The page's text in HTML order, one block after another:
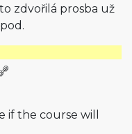
zdvořilá prosba už
if the course will